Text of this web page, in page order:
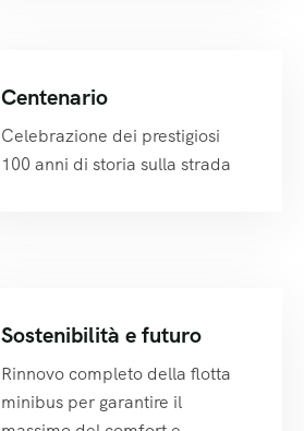
Centenario
Celebrazione dei prestigiosi
100 anni di storia sulla strada
Sostenibilità e futuro
Rinnovo completo della flotta
minibus per garantire il